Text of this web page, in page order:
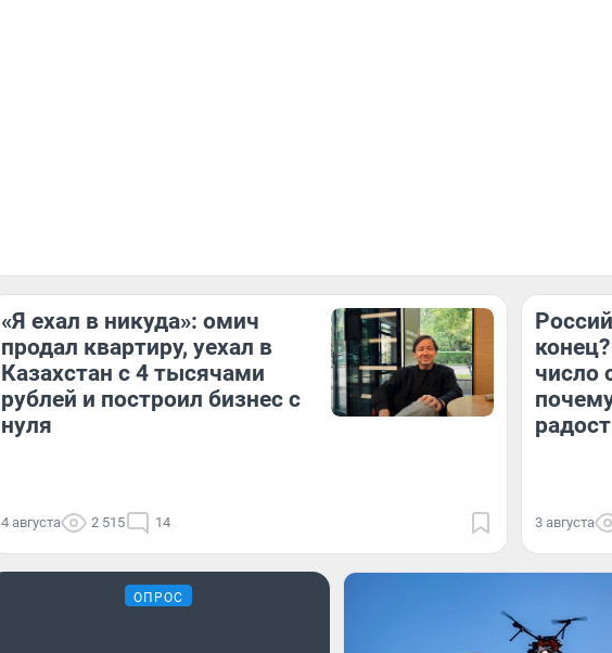
«Я ехал в никуда»: омич
продал квартиру, уехал в
Казахстан с 4 тысячами
рублей и построил бизнес с
нуля
4 августа 2 515 14
число
3 августа
ОПРОС